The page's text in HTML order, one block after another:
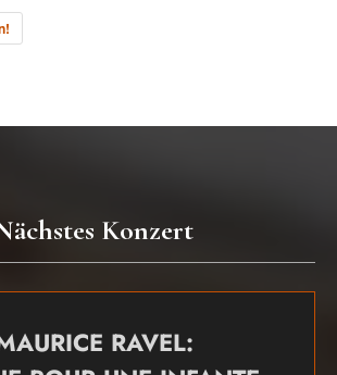
Konzert
RAVEL: